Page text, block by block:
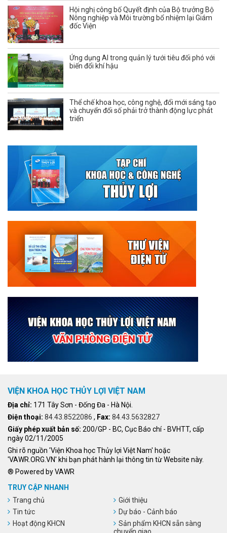
Hội nghị công bố Quyết định của Bộ trưởng Bộ
Nông nghiệp và Môi trường bổ nhiệm lại Giám
đốc Viện
Ứng dụng AI trong quản lý tưới tiêu đối phó với
biến đổi khí hậu
Thể chế khoa học, công nghệ, đổi mới sáng tạo
và chuyển đổi số phải trở thành động lực phát
triển
VIỆN KHOA HỌC THỦY LỢI VIỆT NAM
Địa chỉ: 171 Tây Sơn - Đống Đa - Hà Nội.
Điện thoại: 84.43.8522086 , Fax: 84.43.5632827
Giấy phép xuất bản số: 200/GP - BC, Cục Báo chí - BVHTT, cấp
ngày 02/11/2005
Ghi rõ nguồn 'Viện Khoa học Thủy lợi Việt Nam' hoặc
'VAWR.ORG.VN' khi bạn phát hành lại thông tin từ Website này.
® Powered by VAWR
TRUY CẬP NHANH
Trang chủ
Giới thiệu
Tin tức
Dự báo - Cảnh báo
Hoạt động KHCN
Sản phẩm KHCN sẵn sàng
chuyển giao